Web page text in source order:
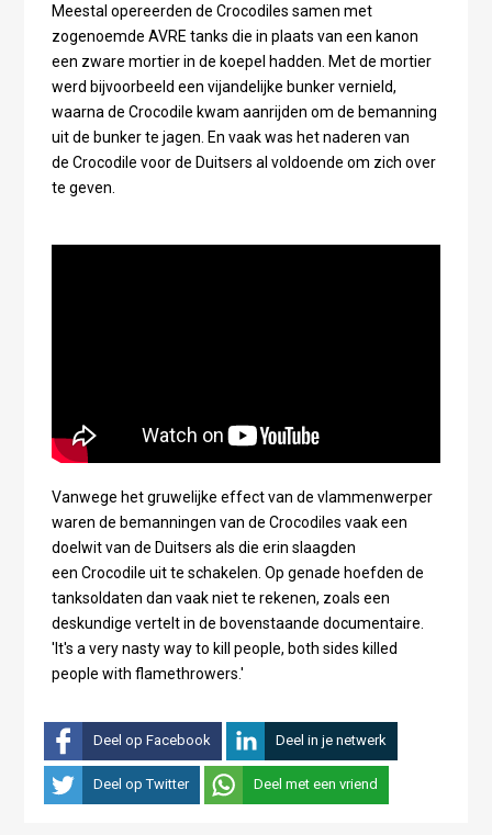
Meestal opereerden de Crocodiles samen met
zogenoemde AVRE tanks die in plaats van een kanon
een zware mortier in de koepel hadden. Met de mortier
werd bijvoorbeeld een vijandelijke bunker vernield,
waarna de Crocodile kwam aanrijden om de bemanning
uit de bunker te jagen. En vaak was het naderen van
de Crocodile voor de Duitsers al voldoende om zich over
te geven.
Vanwege het gruwelijke effect van de vlammenwerper
waren de bemanningen van de Crocodiles vaak een
doelwit van de Duitsers als die erin slaagden
een Crocodile uit te schakelen. Op genade hoefden de
tanksoldaten dan vaak niet te rekenen, zoals een
deskundige vertelt in de bovenstaande documentaire.
'It's a very nasty way to kill people, both sides killed
people with flamethrowers.'
Deel op Facebook Deel in je netwerk
Deel op Twitter Deel met een vriend